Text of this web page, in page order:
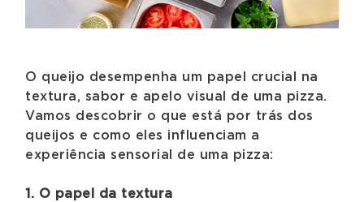
O queijo desempenha um papel crucial na
textura, sabor e apelo visual de uma pizza.
Vamos descobrir o que está por trás dos
queijos e como eles influenciam a
experiência sensorial de uma pizza:
1. O papel da textura